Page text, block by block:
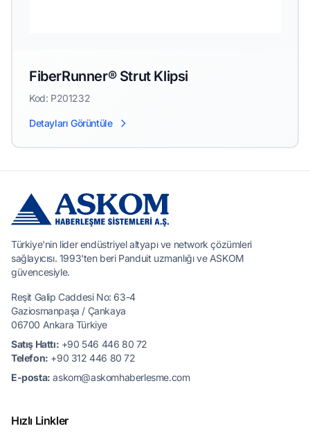
FiberRunner® Strut Klipsi
Kod: P201232
Detayları Görüntüle
Türkiye'nin lider endüstriyel altyapı ve network çözümleri
sağlayıcısı. 1993'ten beri Panduit uzmanlığı ve ASKOM
güvencesiyle.
Reşit Galip Caddesi No: 63-4
Gaziosmanpaşa / Çankaya
06700 Ankara Türkiye
Satış Hattı: +90 546 446 80 72
Telefon: +90 312 446 80 72
E-posta: askom@askomhaberlesme.com
Hızlı Linkler